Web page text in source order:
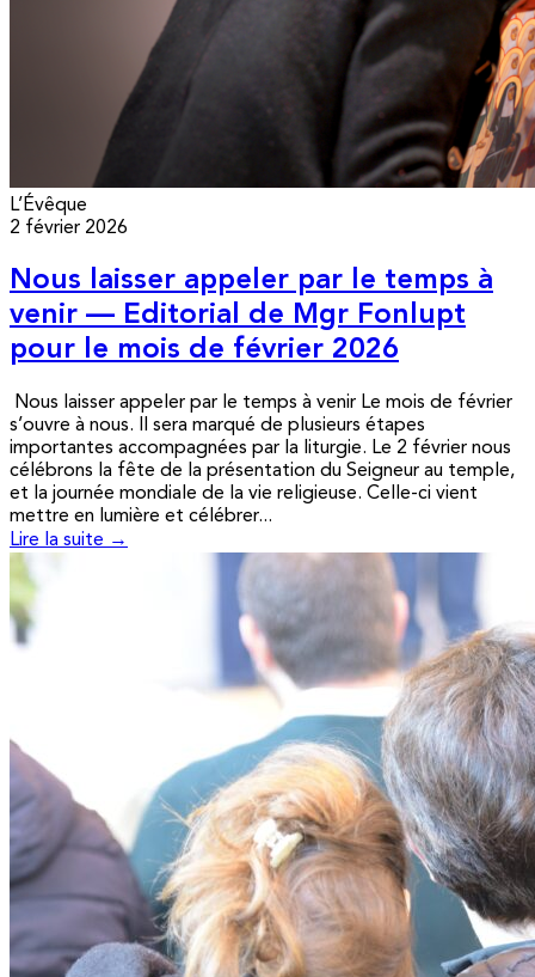
L’Évêque
2 février 2026
Nous laisser appeler par le temps à
venir — Editorial de Mgr Fonlupt
pour le mois de février 2026
Nous laisser appeler par le temps à venir Le mois de février
s’ouvre à nous. Il sera marqué de plusieurs étapes
importantes accompagnées par la liturgie. Le 2 février nous
célébrons la fête de la présentation du Seigneur au temple,
et la journée mondiale de la vie religieuse. Celle-ci vient
mettre en lumière et célébrer...
Lire la suite →